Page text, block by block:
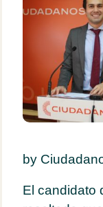
by
El candidato